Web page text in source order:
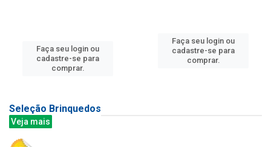
Faça seu login ou
cadastre-se para
comprar.
Faça seu login ou
cadastre-se para
comprar.
Seleção Brinquedos
Veja mais